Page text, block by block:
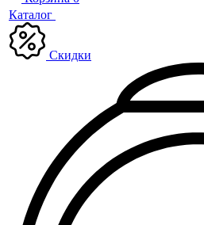
Каталог
Скидки